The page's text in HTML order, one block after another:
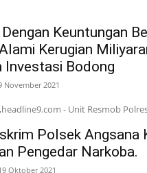
Keuntungan
Kerugian
Investasi Bodong
November 2021
- Unit Resmob
Polsek Angsana
Pengedar Narkoba.
Oktober 2021